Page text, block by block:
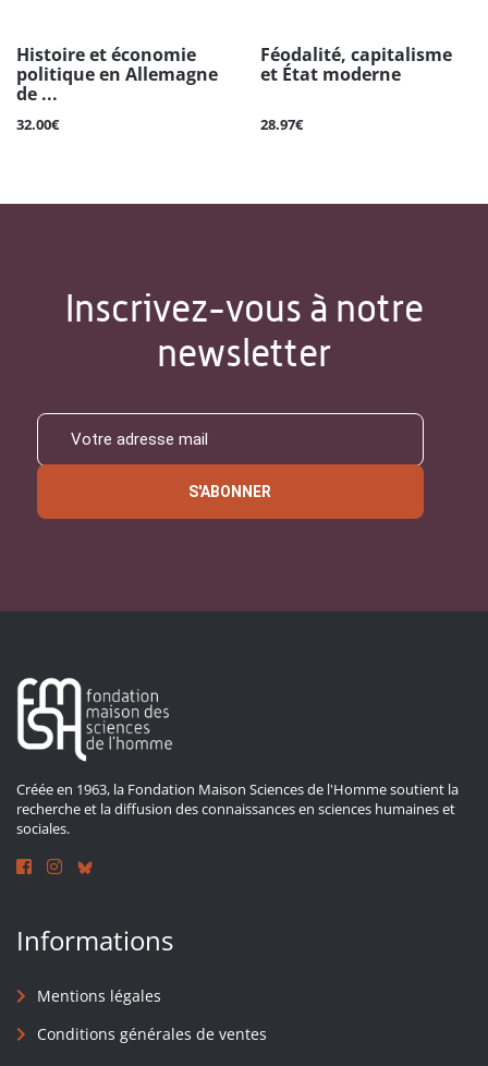
Histoire et économie
politique en Allemagne
de ...
32.00€
Féodalité, capitalisme
et État moderne
28.97€
Inscrivez-vous à notre
newsletter
S'ABONNER
Créée en 1963, la Fondation Maison Sciences de l'Homme soutient la
recherche et la diffusion des connaissances en sciences humaines et
sociales.
Informations
Mentions légales
Conditions générales de ventes